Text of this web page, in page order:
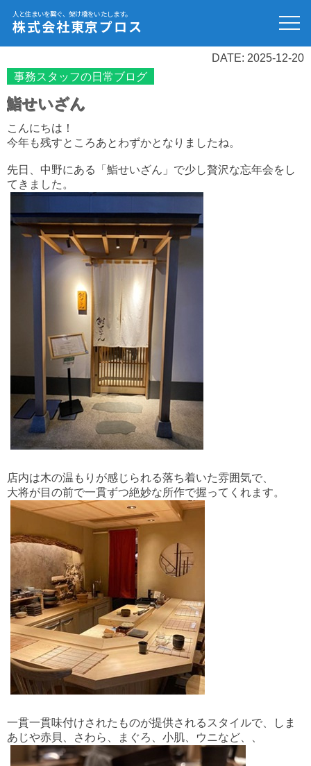
人と住まいを繋ぐ、架け橋をいたします。
株式会社東京プロス
DATE: 2025-12-20
事務スタッフの日常ブログ
鮨せいざん
こんにちは！
今年も残すところあとわずかとなりましたね。
先日、中野にある「鮨せいざん」で少し贅沢な忘年会をし
てきました。
店内は木の温もりが感じられる落ち着いた雰囲気で、
大将が目の前で一貫ずつ絶妙な所作で握ってくれます。
一貫一貫味付けされたものが提供されるスタイルで、しま
あじや赤貝、さわら、まぐろ、小肌、ウニなど、、